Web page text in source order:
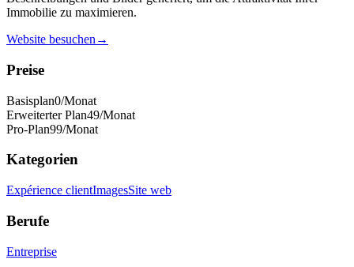
Immobilie zu maximieren.
Website besuchen →
Preise
Basisplan0/Monat
Erweiterter Plan49/Monat
Pro-Plan99/Monat
Kategorien
Expérience clientImagesSite web
Berufe
Entreprise